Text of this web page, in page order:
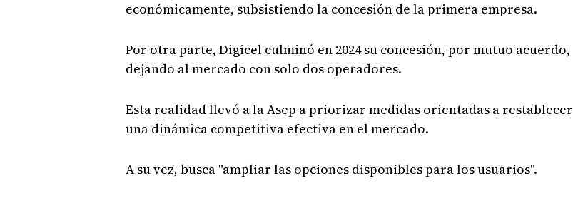
económicamente, subsistiendo la concesión de la primera empresa.
Por otra parte, Digicel culminó en 2024 su concesión, por mutuo acuerdo,
dejando al mercado con solo dos operadores.
Esta realidad llevó a la Asep a priorizar medidas orientadas a restablecer
una dinámica competitiva efectiva en el mercado.
A su vez, busca "ampliar las opciones disponibles para los usuarios".